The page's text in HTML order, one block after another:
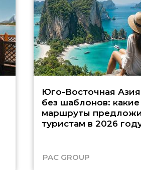
Юго-Восточная Азия
без шаблонов: какие
маршруты
туристам в 2026
PAC GROUP